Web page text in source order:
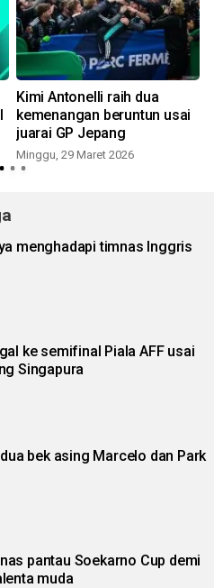
Kimi Antonelli raih dua
kemenangan beruntun usai
juarai GP Jepang
Minggu, 29 Maret 2026
menghadapi timnas Inggris
ke semifinal Piala AFF usai
Singapura
bek asing Marcelo dan Park
pantau Soekarno Cup demi
muda